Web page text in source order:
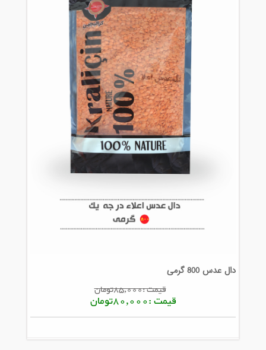
دال عدس 800 گرمی
قیمت :85,000تومان
قیمت :80,000تومان